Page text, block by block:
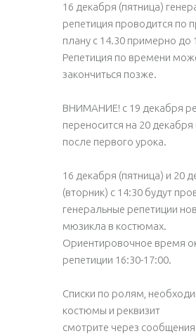
16 декабря (пятница)
репетиция проводится по
плану с 14.30 примерно до
Репетиция по времени
закончиться позже.
ВНИМАНИЕ! с 19 декабря
переносится на 20 декабря
после первого урока.
16 декабря (пятница) и 20
(вторник) с 14:30 будут
генеральные репетиции
мюзикла в костюмах.
Ориентировочное время
репетиции 16:30-17:00.
Списки по ролям,
костюмы и реквизит
смотрите через сообщения